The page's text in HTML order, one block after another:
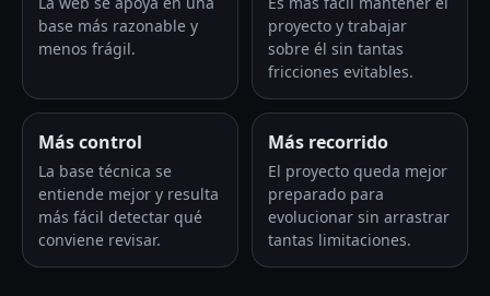
base más razonable y
menos frágil.
proyecto y trabajar
sobre él sin tantas
fricciones evitables.
Más control
La base técnica se
entiende mejor y resulta
más fácil detectar qué
conviene revisar.
Más recorrido
El proyecto queda mejor
preparado para
evolucionar sin arrastrar
tantas limitaciones.